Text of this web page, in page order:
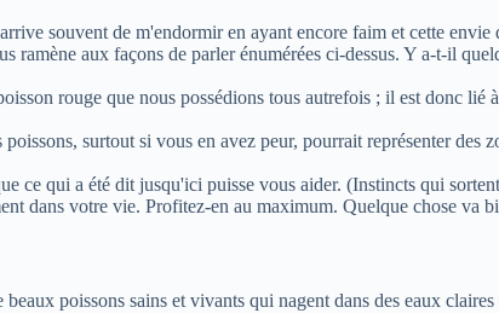
souvent de m'endormir en ayant encore faim et cette envie
aux façons de parler énumérées ci-dessus. Y a-t-il
rouge que nous possédions tous autrefois ; il est donc lié
surtout si vous en avez peur, pourrait représenter des
ce qui a été dit jusqu'ici puisse vous aider. (Instincts qui
dans votre vie. Profitez-en au maximum. Quelque chose va
poissons sains et vivants qui nagent dans des eaux claires